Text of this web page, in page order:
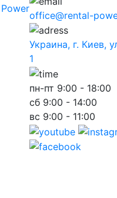
office@rental-
Украина, г. Киев,
1
пн-пт 9:00 - 18:00
сб 9:00 - 14:00
вс 9:00 - 11:00